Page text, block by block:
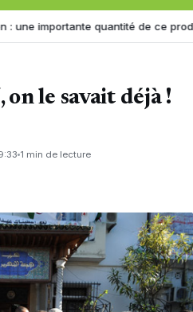
quantité de ce produit
le savait déjà !
1 min de lecture